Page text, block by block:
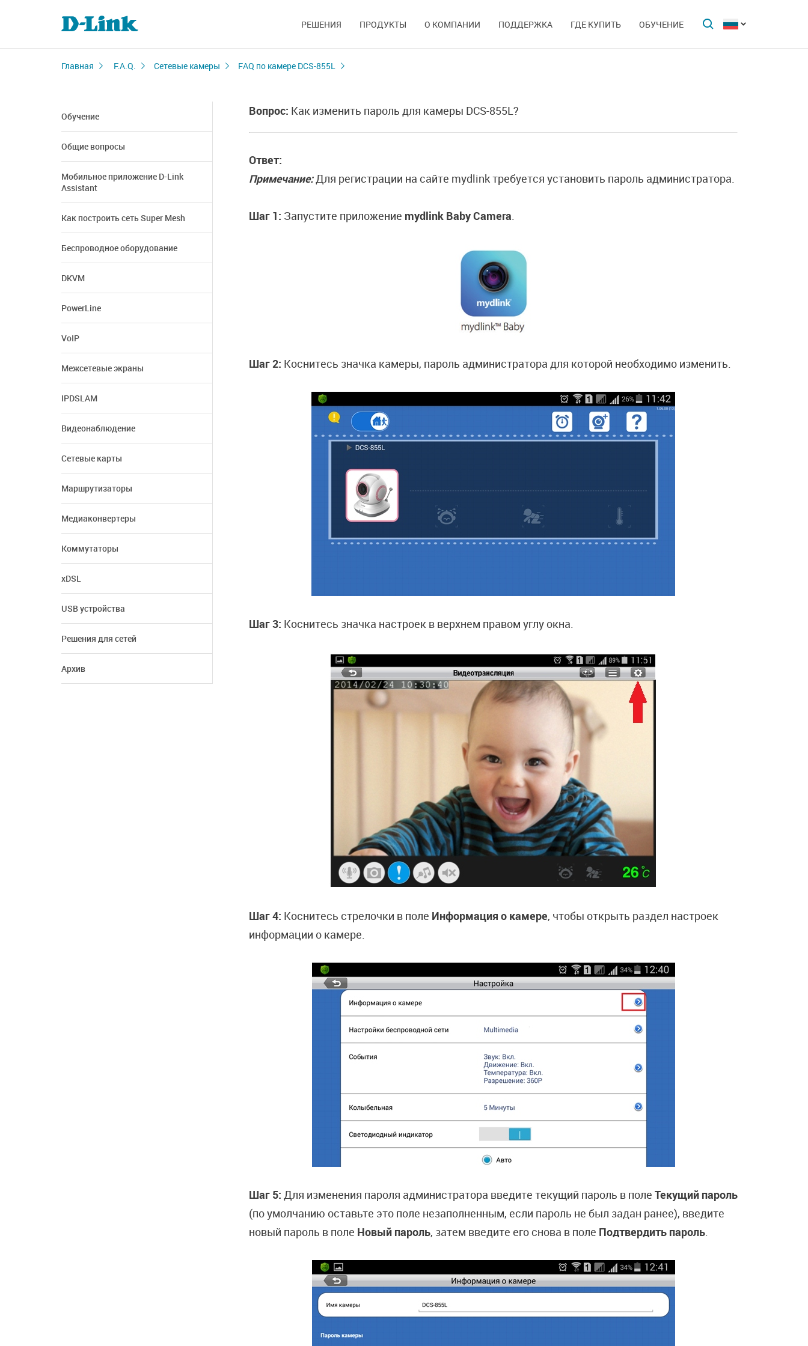
РЕШЕНИЯ ПРОДУКТЫ О КОМПАНИИ ПОДДЕРЖКА ГДЕ КУПИТЬ ОБУЧЕНИЕ
Главная F.A.Q. Сетевые камеры FAQ по камере DCS-855L
Обучение
Общие вопросы
Мобильное приложение D-Link
Assistant
Как построить сеть Super Mesh
Беспроводное оборудование
DKVM
PowerLine
VoIP
Межсетевые экраны
IPDSLAM
Видеонаблюдение
Сетевые карты
Маршрутизаторы
Медиаконвертеры
Коммутаторы
xDSL
USB устройства
Решения для сетей
Архив
Вопрос: Как изменить пароль для камеры DCS-855L?
Ответ:
Примечание:Для регистрации на сайте mydlink требуется установить пароль администратора.
Шаг 1: Запустите приложение mydlink Baby Camera.
Шаг 2: Коснитесь значка камеры, пароль администратора для которой необходимо изменить.
Шаг 3: Коснитесь значка настроек в верхнем правом углу окна.
Шаг 4: Коснитесь стрелочки в поле Информация о камере, чтобы открыть раздел настроек
информации о камере.
Шаг 5: Для изменения пароля администратора введите текущий пароль в поле Текущий пароль
(по умолчанию оставьте это поле незаполненным, если пароль не был задан ранее), введите
новый пароль в поле Новый пароль, затем введите его снова в поле Подтвердить пароль.